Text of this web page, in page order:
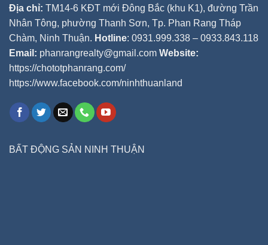
Địa chỉ: TM14-6 KĐT mới Đông Bắc (khu K1), đường Trần
Nhân Tông, phường Thanh Sơn, Tp. Phan Rang Tháp
Chàm, Ninh Thuận. Hotline: 0931.999.338 – 0933.843.118
Email: phanrangrealty@gmail.com Website:
https://chototphanrang.com/
https://www.facebook.com/ninhthuanland
BẤT ĐỘNG SẢN NINH THUẬN